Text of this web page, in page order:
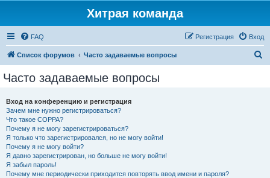
Хитрая команда
FAQ Вход
Регистрация
Список форумов Часто задаваемые вопросы
Часто задаваемые вопросы
Вход на конференцию и регистрация
Зачем мне нужно регистрироваться?
Что такое COPPA?
Почему я не могу зарегистрироваться?
Я только что зарегистрировался, но не могу войти!
Почему я не могу войти?
Я давно зарегистрирован, но больше не могу войти!
Я забыл пароль!
Почему мне периодически приходится повторять ввод имени и пароля?